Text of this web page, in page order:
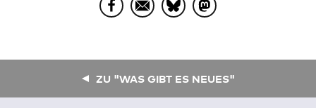
ZU "WAS GIBT ES NEUES"